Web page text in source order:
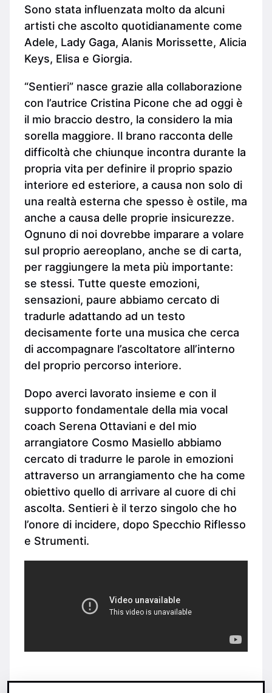
Sono stata influenzata molto da alcuni
artisti che ascolto quotidianamente come
Adele, Lady Gaga, Alanis Morissette, Alicia
Keys, Elisa e Giorgia.
“Sentieri” nasce grazie alla collaborazione
con l’autrice Cristina Picone che ad oggi è
il mio braccio destro, la considero la mia
sorella maggiore. Il brano racconta delle
difficoltà che chiunque incontra durante la
propria vita per definire il proprio spazio
interiore ed esteriore, a causa non solo di
una realtà esterna che spesso è ostile, ma
anche a causa delle proprie insicurezze.
Ognuno di noi dovrebbe imparare a volare
sul proprio aereoplano, anche se di carta,
per raggiungere la meta più importante:
se stessi. Tutte queste emozioni,
sensazioni, paure abbiamo cercato di
tradurle adattando ad un testo
decisamente forte una musica che cerca
di accompagnare l’ascoltatore all’interno
del proprio percorso interiore.
Dopo averci lavorato insieme e con il
supporto fondamentale della mia vocal
coach Serena Ottaviani e del mio
arrangiatore Cosmo Masiello abbiamo
cercato di tradurre le parole in emozioni
attraverso un arrangiamento che ha come
obiettivo quello di arrivare al cuore di chi
ascolta. Sentieri è il terzo singolo che ho
l’onore di incidere, dopo Specchio Riflesso
e Strumenti.